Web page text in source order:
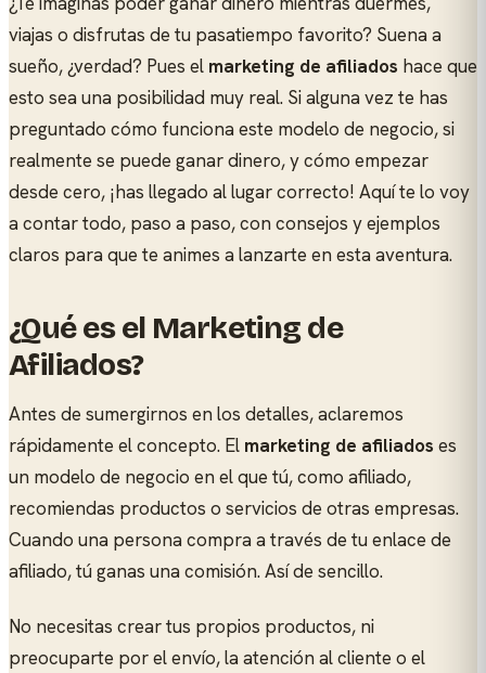
viajas o disfrutas de tu pasatiempo favorito? Suena a
sueño, ¿verdad? Pues el marketing de afiliados hace que
esto sea una posibilidad muy real. Si alguna vez te has
preguntado cómo funciona este modelo de negocio, si
realmente se puede ganar dinero, y cómo empezar
desde cero, ¡has llegado al lugar correcto! Aquí te lo voy
a contar todo, paso a paso, con consejos y ejemplos
claros para que te animes a lanzarte en esta aventura.
¿Qué es el Marketing de
Afiliados?
Antes de sumergirnos en los detalles, aclaremos
rápidamente el concepto. El marketing de afiliados es
un modelo de negocio en el que tú, como afiliado,
recomiendas productos o servicios de otras empresas.
Cuando una persona compra a través de tu enlace de
afiliado, tú ganas una comisión. Así de sencillo.
No necesitas crear tus propios productos, ni
preocuparte por el envío, la atención al cliente o el